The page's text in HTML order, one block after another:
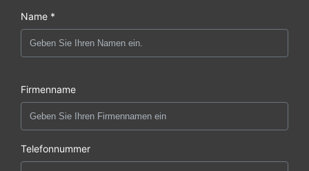
Name *
Firmenname
Telefonnummer